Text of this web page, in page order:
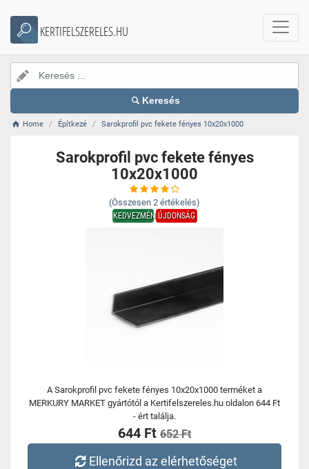
KERTIFELSZERELES.HU
Keresés
Home Építkezé Sarokprofil pvc fekete fényes 10x20x1000
Sarokprofil pvc fekete fényes
10x20x1000
(Összesen 2 értékelés)
KEDVEZMÉNYÚJDONSÁG
A Sarokprofil pvc fekete fényes 10x20x1000 terméket a
MERKURY MARKET gyártótól a Kertifelszereles.hu oldalon 644 Ft
- ért találja.
644 Ft 652 Ft
Ellenőrizd az elérhetőséget